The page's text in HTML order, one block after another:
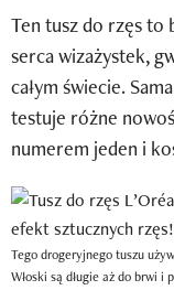
Ten tusz do rzęs to
serca wizażystek,
całym świecie.
testuje różne
numerem jeden i
Tego drogeryjnego tuszu
Włoski są długie aż do brwi